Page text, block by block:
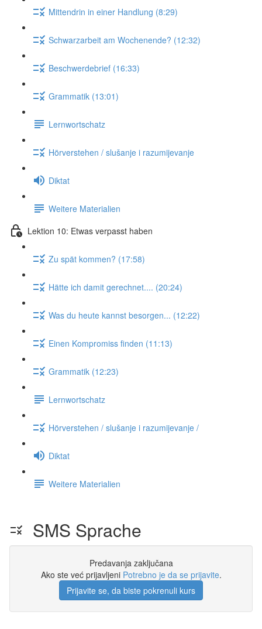
Mittendrin in einer Handlung (8:29)
Schwarzarbeit am Wochenende? (12:32)
Beschwerdebrief (16:33)
Grammatik (13:01)
Lernwortschatz
Hörverstehen / slušanje i razumijevanje
Diktat
Weitere Materialien
Lektion 10: Etwas verpasst haben
Zu spät kommen? (17:58)
Hätte ich damit gerechnet.... (20:24)
Was du heute kannst besorgen... (12:22)
Einen Kompromiss finden (11:13)
Grammatik (12:23)
Lernwortschatz
Hörverstehen / slušanje i razumijevanje /
Diktat
Weitere Materialien
SMS Sprache
Predavanja zaključana
Ako ste već prijavljeni Potrebno je da se prijavite.
Prijavite se, da biste pokrenuli kurs